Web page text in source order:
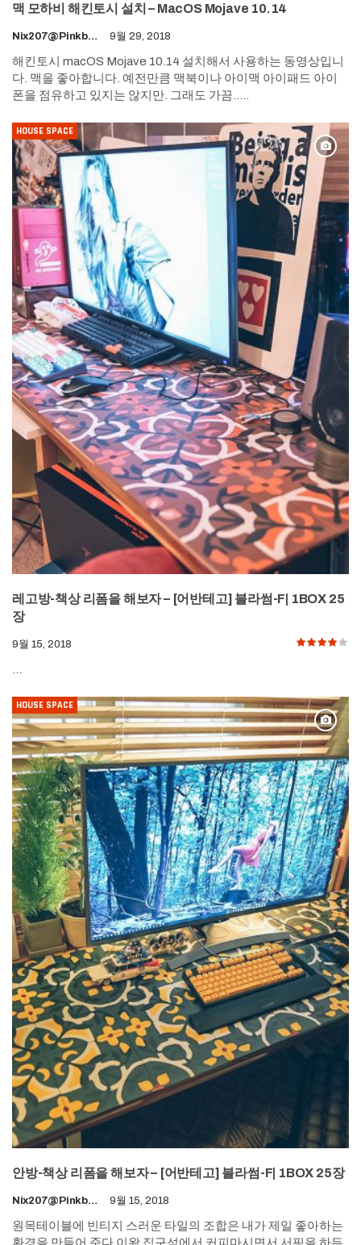
맥 모하비 해킨토시 설치 – MacOS Mojave 10.14
Nix207@pinkboy.org 9월 29, 2018
해킨토시 macOS Mojave 10.14 설치해서 사용하는 동영상입니
다. 맥을 좋아합니다. 예전만큼 맥북이나 아이맥 아이패드 아이
폰을 점유하고 있지는 않지만. 그래도 가끔..…
HOUSE SPACE
레고방-책상 리폼을 해보자 – [어반테고] 블라썸-F| 1BOX 25
장
9월 15, 2018
HOUSE SPACE
안방-책상 리폼을 해보자 – [어반테고] 블라썸-F| 1BOX 25장
Nix207@pinkboy.org 9월 15, 2018
원목테이블에 빈티지 스러운 타일의 조합은 내가 제일 좋아하는